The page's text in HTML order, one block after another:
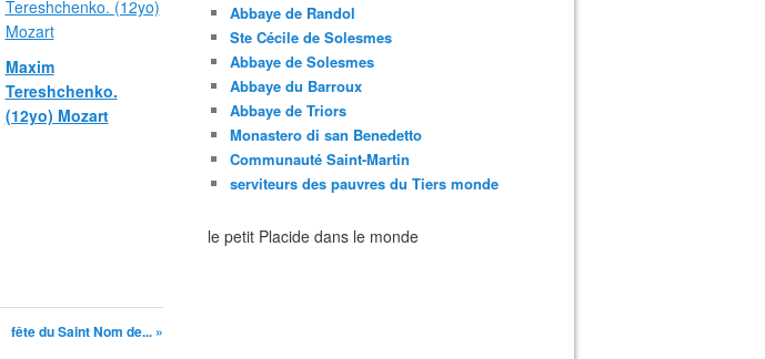
Maxim
Tereshchenko.
(12yo) Mozart
fête du Saint Nom de... »
Abbaye de Randol
Ste Cécile de Solesmes
Abbaye de Solesmes
Abbaye du Barroux
Abbaye de Triors
Monastero di san Benedetto
Communauté Saint-Martin
serviteurs des pauvres du Tiers monde
le petit Placide dans le monde